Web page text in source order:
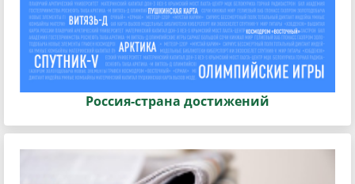
Россия-страна достижений